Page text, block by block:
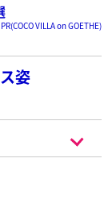
PR(COCO VILLA on GOETHE)
姿